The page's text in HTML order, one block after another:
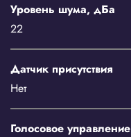
Уровень шума, дБа
22
Датчик присутствия
Нет
Голосовое управление